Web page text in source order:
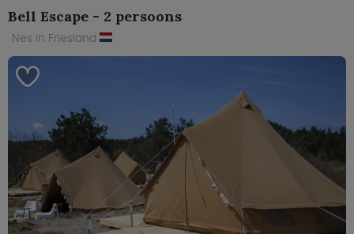
Bell Escape - 2 persoons
Nes in Friesland